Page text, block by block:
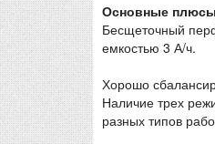
Основные плюсы
Бесщеточный
емкостью 3 А/ч.
Хорошо
Наличие трех
разных типов